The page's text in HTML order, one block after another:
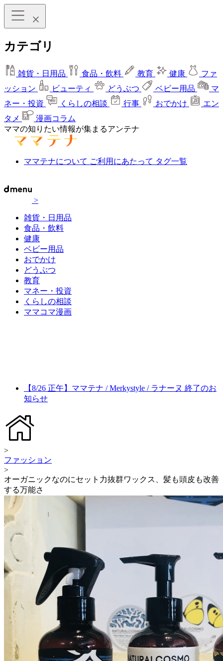
カテゴリ
雑貨・日用品 食品・飲料 教育 健康
ファ
ッション
ビューティ どうぶつ ベビー用品
マ
ネー・投資
くらしの相談 行事 おでかけ
エン
タメ
漫画コラム
ママの知りたい情報が集まるアンテナ
ママテナについて ご利用にあたって タグ一覧
>
雑貨・日用品
食品・飲料
健康
ベビー用品
おでかけ
どうぶつ
教育
マネー・投資
くらしの相談
ママコマ漫画
【8/26 正午】ママテナ / Merkystyle / ラナーヌ 終了のお
知らせ
>
ファッション
>
オーガニックなのにセット力抜群ワックス、髪も頭皮も改善
する万能さ